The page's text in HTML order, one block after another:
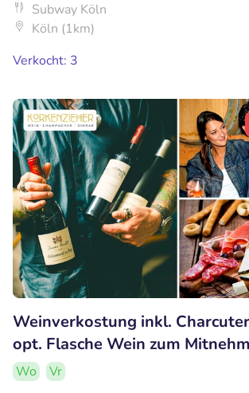
Subway Köln
Köln (1km)
Verkocht: 3
Weinverkostung inkl.
opt. Flasche Wein zum
Wo
Vr